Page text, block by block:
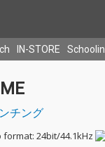
IN-STORE
チング
format: 24bit/44.1kHz